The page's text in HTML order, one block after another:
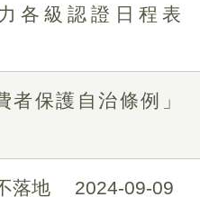
各級認證日程表
者保護自治條例」
落地 2024-09-09